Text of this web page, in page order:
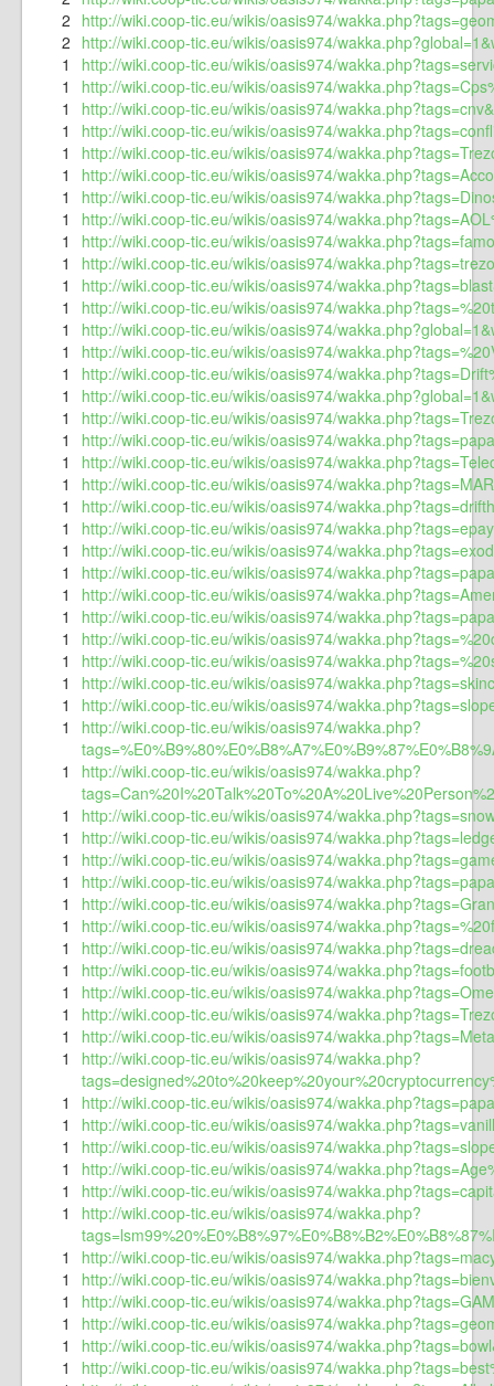
2 http://wiki.coop-tic.eu/wikis/oasis974/
2 http://wiki.coop-tic.eu/wikis/oasis974/
1
http://wiki.coop-tic.eu/wikis/oasis974/
1
http://wiki.coop-tic.eu/wikis/oasis974/
1
http://wiki.coop-tic.eu/wikis/oasis974/
1
http://wiki.coop-tic.eu/wikis/oasis974/
1
http://wiki.coop-tic.eu/wikis/oasis974/
1
http://wiki.coop-tic.eu/wikis/oasis974/
1
http://wiki.coop-tic.eu/wikis/oasis974/
1
http://wiki.coop-tic.eu/wikis/oasis974/
1
http://wiki.coop-tic.eu/wikis/oasis974/
1
http://wiki.coop-tic.eu/wikis/oasis974/
1
http://wiki.coop-tic.eu/wikis/oasis974/
1
http://wiki.coop-tic.eu/wikis/oasis974/
1
http://wiki.coop-tic.eu/wikis/oasis974/
1
http://wiki.coop-tic.eu/wikis/oasis974/
1
http://wiki.coop-tic.eu/wikis/oasis974/
1
http://wiki.coop-tic.eu/wikis/oasis974/
1
http://wiki.coop-tic.eu/wikis/oasis974/
1
http://wiki.coop-tic.eu/wikis/oasis974/
1
http://wiki.coop-tic.eu/wikis/oasis974/
1
http://wiki.coop-tic.eu/wikis/oasis974/
1
http://wiki.coop-tic.eu/wikis/oasis974/
1
http://wiki.coop-tic.eu/wikis/oasis974/
1
http://wiki.coop-tic.eu/wikis/oasis974/
1
http://wiki.coop-tic.eu/wikis/oasis974/
1
http://wiki.coop-tic.eu/wikis/oasis974/
1
http://wiki.coop-tic.eu/wikis/oasis974/
1
http://wiki.coop-tic.eu/wikis/oasis974/
1
http://wiki.coop-tic.eu/wikis/oasis974/
1
http://wiki.coop-tic.eu/wikis/oasis974/
1
http://wiki.coop-tic.eu/wikis/oasis974/
1
http://wiki.coop-tic.eu/wikis/oasis974/wakka.php?
1
http://wiki.coop-tic.eu/wikis/oasis974/wakka.php?
1
http://wiki.coop-tic.eu/wikis/oasis974/
1
http://wiki.coop-tic.eu/wikis/oasis974/
1
http://wiki.coop-tic.eu/wikis/oasis974/
1
http://wiki.coop-tic.eu/wikis/oasis974/
1
http://wiki.coop-tic.eu/wikis/oasis974/
1
http://wiki.coop-tic.eu/wikis/oasis974/
1
http://wiki.coop-tic.eu/wikis/oasis974/
1
http://wiki.coop-tic.eu/wikis/oasis974/
1
http://wiki.coop-tic.eu/wikis/oasis974/
1
http://wiki.coop-tic.eu/wikis/oasis974/
1
http://wiki.coop-tic.eu/wikis/oasis974/
1
http://wiki.coop-tic.eu/wikis/oasis974/wakka.php?
1
http://wiki.coop-tic.eu/wikis/oasis974/
1
http://wiki.coop-tic.eu/wikis/oasis974/
1
http://wiki.coop-tic.eu/wikis/oasis974/
1
http://wiki.coop-tic.eu/wikis/oasis974/
1
http://wiki.coop-tic.eu/wikis/oasis974/
1
http://wiki.coop-tic.eu/wikis/oasis974/wakka.php?
1
http://wiki.coop-tic.eu/wikis/oasis974/
1
http://wiki.coop-tic.eu/wikis/oasis974/
1
http://wiki.coop-tic.eu/wikis/oasis974/
1
http://wiki.coop-tic.eu/wikis/oasis974/
1
http://wiki.coop-tic.eu/wikis/oasis974/
1
http://wiki.coop-tic.eu/wikis/oasis974/